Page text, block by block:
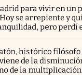
para vivir en un
se arrepiente y
pero perdí
histórico filósofo
de la
de la multiplicación